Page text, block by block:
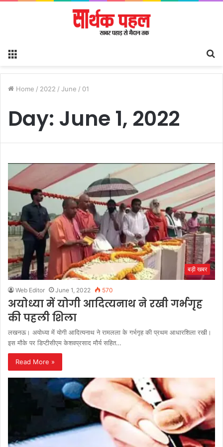
Home / 2022 / June / 01
Day: June 1, 2022
बड़ी खबर
Web Editor June 1, 2022 570
अयोध्या में योगी आदित्यनाथ ने रखी गर्भगृह
की पहली शिला
लखनऊ। अयोध्या में योगी आदित्यनाथ ने रामलला के गर्भगृह की प्रथम आधारशिला रखी।
इस मौके पर डिप्टीसीएम केशवप्रसाद मौर्य सहित…
Read More »